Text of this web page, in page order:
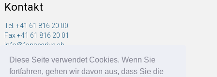
Diese Seite verwendet Cookies. Wenn Sie
fortfahren, gehen wir davon aus, dass Sie die
Kontakt
Tel. +41 61 816 20 00
Fax +41 61 816 20 01
info@fonsegrive.ch
Fonsegrive GmbH
Moosmattstrasse 14